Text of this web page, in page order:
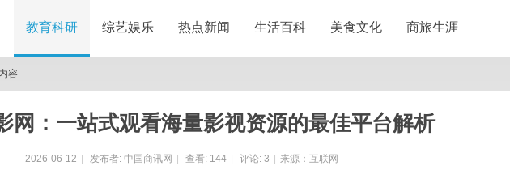
教育科研 综艺娱乐 热点新闻 生活百科 美食文化 商旅生涯
容
网：一站式观看海量影视资源的最佳平台解析
2026-06-12 发布者: 中国商讯网 查看: 144 评论: 3 来源：互联网